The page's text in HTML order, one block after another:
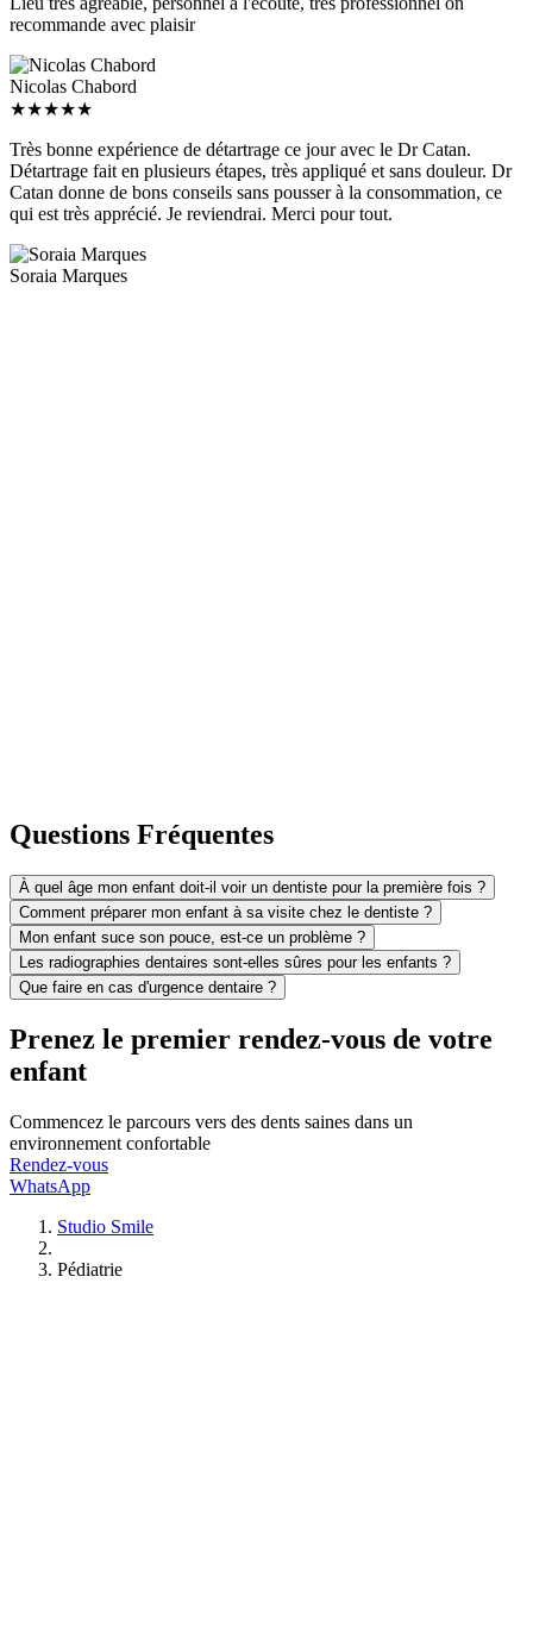
recommande avec plaisir
Nicolas Chabord
★★★★★
Détartrage fait en plusieurs étapes, très appliqué et sans douleur. Dr
Catan donne de bons conseils sans pousser à la consommation, ce
qui est très apprécié. Je reviendrai. Merci pour tout.
Soraia Marques
Questions Fréquentes
À quel âge mon enfant doit-il voir un dentiste pour la première fois ?
Comment préparer mon enfant à sa visite chez le dentiste ?
Mon enfant suce son pouce, est-ce un problème ?
Les radiographies dentaires sont-elles sûres pour les enfants ?
Que faire en cas d'urgence dentaire ?
Prenez le premier rendez-vous de votre
enfant
Commencez le parcours vers des dents saines dans un
environnement confortable
Rendez-vous
WhatsApp
Studio Smile
Pédiatrie